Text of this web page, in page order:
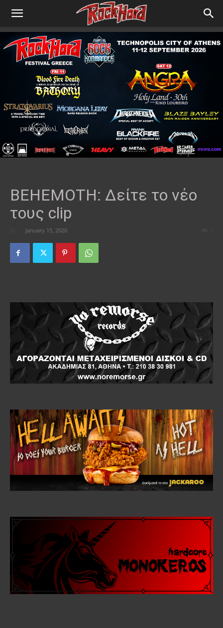
BEHEMOTH: Δείτε το νέο
τους clip
January 15, 2020